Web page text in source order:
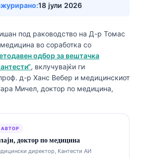
18 јули 2026
под раководство на Д-р Томас
медицина во соработка со
одбор за вештачка
, вклучувајќи ги
д-р Ханс Вебер и медицинскиот
Мичел, доктор по медицина,
АВТОР
доктор по медицина
директор, Кантести АИ